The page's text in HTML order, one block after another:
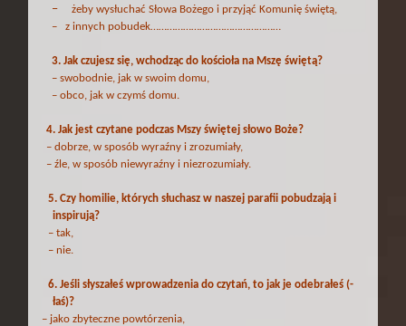
–
żeby wysłuchać Słowa Bożego i przyjąć Komunię świętą,
– z innych pobudek…………………………………………
3. Jak czujesz się, wchodząc do kościoła na Mszę świętą?
– swobodnie, jak w swoim domu,
– obco, jak w czymś domu.
4.Jak jest czytane podczas Mszy świętej słowo Boże?
– dobrze, w sposób wyraźny i zrozumiały,
– źle, w sposób niewyraźny i niezrozumiały.
5. Czy homilie, których słuchasz w naszej parafii pobudzają i
inspirują?
– tak,
– nie.
6. Jeśli słyszałeś wprowadzenia do czytań, to jak je odebrałeś (-
łaś)?
– jako zbyteczne powtórzenia,